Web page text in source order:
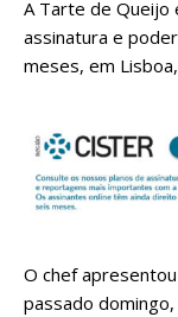
A Tarte de Queijo
assinatura e
meses, em
O chef
passado